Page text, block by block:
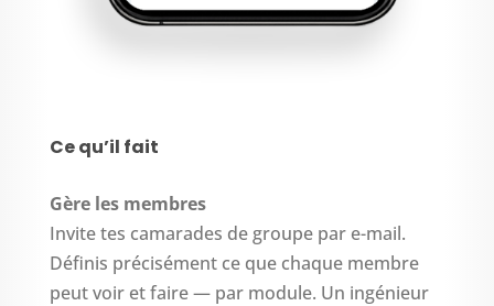
Ce qu’il fait
Gère les membres
Invite tes camarades de groupe par e-mail.
Définis précisément ce que chaque membre
peut voir et faire — par module. Un ingénieur